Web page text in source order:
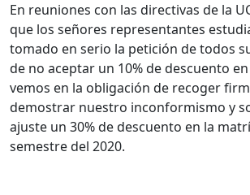
En reuniones con las directivas de la
que los señores representantes
tomado en serio la petición de todos
de no aceptar un 10% de descuento
vemos en la obligación de recoger
demostrar nuestro inconformismo y
ajuste un 30% de descuento en la
semestre del 2020.